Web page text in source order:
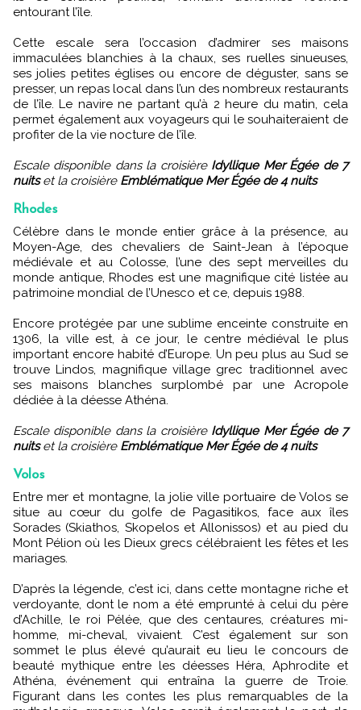
entourant l’île.
Cette escale sera l’occasion d’admirer ses maisons
immaculées blanchies à la chaux, ses ruelles sinueuses,
ses jolies petites églises ou encore de déguster, sans se
presser, un repas local dans l’un des nombreux restaurants
de l’île. Le navire ne partant qu’à 2 heure du matin, cela
permet également aux voyageurs qui le souhaiteraient de
profiter de la vie nocture de l’île.
Escale disponible dans la croisière Idyllique Mer Égée de 7
nuitset la croisière Emblématique Mer Égée de 4 nuits
Rhodes
Célèbre dans le monde entier grâce à la présence, au
Moyen-Age, des chevaliers de Saint-Jean à l’époque
médiévale et au Colosse, l’une des sept merveilles du
monde antique, Rhodes est une magnifique cité listée au
patrimoine mondial de l’Unesco et ce, depuis 1988.
Encore protégée par une sublime enceinte construite en
1306, la ville est, à ce jour, le centre médiéval le plus
important encore habité d’Europe. Un peu plus au Sud se
trouve Lindos, magnifique village grec traditionnel avec
ses maisons blanches surplombé par une Acropole
dédiée à la déesse Athéna.
Escale disponible dans la croisière Idyllique Mer Égée de 7
nuitset la croisière Emblématique Mer Égée de 4 nuits
Volos
Entre mer et montagne, la jolie ville portuaire de Volos se
situe au cœur du golfe de Pagasitikos, face aux îles
Sorades (Skiathos, Skopelos et Allonissos) et au pied du
Mont Pélion où les Dieux grecs célébraient les fêtes et les
mariages.
D’après la légende, c’est ici, dans cette montagne riche et
verdoyante, dont le nom a été emprunté à celui du père
d’Achille, le roi Pélée, que des centaures, créatures mi-
homme, mi-cheval, vivaient. C’est également sur son
sommet le plus élevé qu’aurait eu lieu le concours de
beauté mythique entre les déesses Héra, Aphrodite et
Athéna, événement qui entraîna la guerre de Troie.
Figurant dans les contes les plus remarquables de la